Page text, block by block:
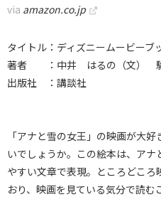
via amazon.co.jp
タイトル：ディズニームービー
著者 ：中井 はるの（文） 駒
出版社 ：講談社
「アナと雪の女王」の映画が大
いでしょうか。この絵本は、ア
やすい文章で表現。ところどこ
おり、映画を見ている気分で読む